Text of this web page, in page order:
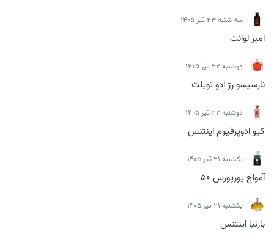
سه شنبه 23 تیر 1405
امبر لوانت
دوشنبه 22 تیر 1405
نارسیسو رژ ادو تویلت
دوشنبه 22 تیر 1405
کیو ادوپرفیوم اینتنس
يكشنبه 21 تیر 1405
آمواج پورپورس 50
يكشنبه 21 تیر 1405
بارنیا اینتنس